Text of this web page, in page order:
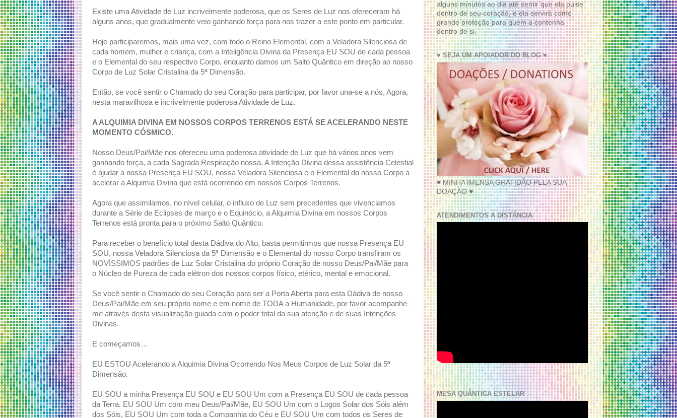
Existe uma Atividade de Luz incrivelmente poderosa, que os Seres de Luz nos ofereceram há
alguns anos, que gradualmente veio ganhando força para nos trazer a este ponto em particular.
Hoje participaremos, mais uma vez, com todo o Reino Elemental, com a Veladora Silenciosa de
cada homem, mulher e criança, com a Inteligência Divina da Presença EU SOU de cada pessoa
e o Elemental do seu respectivo Corpo, enquanto damos um Salto Quântico em direção ao nosso
Corpo de Luz Solar Cristalina da 5ª Dimensão.
Então, se você sentir o Chamado do seu Coração para participar, por favor una-se a nós, Agora,
nesta maravilhosa e incrivelmente poderosa Atividade de Luz.
A ALQUIMIA DIVINA EM NOSSOS CORPOS TERRENOS ESTÁ SE ACELERANDO NESTE
MOMENTO CÓSMICO.
Nosso Deus/Pai/Mãe nos ofereceu uma poderosa atividade de Luz que há vários anos vem
ganhando força, a cada Sagrada Respiração nossa. A Intenção Divina dessa assistência Celestial
é ajudar a nossa Presença EU SOU, nossa Veladora Silenciosa e o Elemental do nosso Corpo a
acelerar a Alquimia Divina que está ocorrendo em nossos Corpos Terrenos.
Agora que assimilamos, no nível celular, o influxo de Luz sem precedentes que vivenciamos
durante a Série de Eclipses de março e o Equinócio, a Alquimia Divina em nossos Corpos
Terrenos está pronta para o próximo Salto Quântico.
Para receber o benefício total desta Dádiva do Alto, basta permitirmos que nossa Presença EU
SOU, nossa Veladora Silenciosa da 5ª Dimensão e o Elemental do nosso Corpo transfiram os
NOVÍSSIMOS padrões de Luz Solar Cristalina do próprio Coração de nosso Deus/Pai/Mãe para
o Núcleo de Pureza de cada elétron dos nossos corpos físico, etérico, mental e emocional.
Se você sentir o Chamado do seu Coração para ser a Porta Aberta para esta Dádiva de nosso
Deus/Pai/Mãe em seu próprio nome e em nome de TODA a Humanidade, por favor acompanhe-
me através desta visualização guiada com o poder total da sua atenção e de suas Intenções
Divinas.
E começamos…
EU ESTOU Acelerando a Alquimia Divina Ocorrendo Nos Meus Corpos de Luz Solar da 5ª
Dimensão.
EU SOU a minha Presença EU SOU e EU SOU Um com a Presença EU SOU de cada pessoa
da Terra. EU SOU Um com meu Deus/Pai/Mãe, EU SOU Um com o Logos Solar dos Sóis além
dos Sóis, EU SOU Um com toda a Companhia do Céu e EU SOU Um com todos os Seres de
alguns minutos ao dia até sentir que ela pulse
dentro de seu coração, e ela servirá como
grande proteção para quem a contenha
dentro de si.
♥ SEJA UM APOIADOR DO BLOG ♥
♥ MINHA IMENSA GRATIDÃO PELA SUA
DOAÇÃO ♥
ATENDIMENTOS A DISTÂNCIA
MESA QUÂNTICA ESTELAR